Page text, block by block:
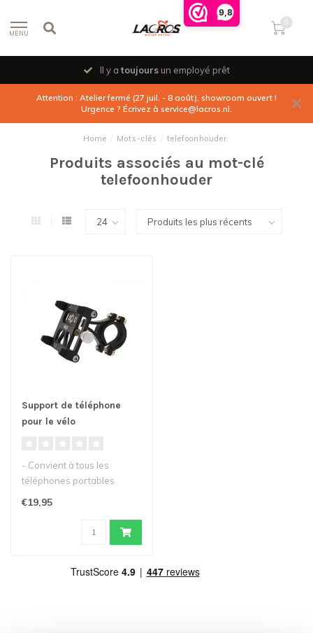
9,8
MENU
0
Il y atoujoursun employé prêt
Attention : Atelier fermé (27 juil. - 8 août), showroom ouvert !
Urgence ? Écrivez à service@lacros.nl.
Home / Mots-clés / telefoonhouder
Produits associés au mot-clé
telefoonhouder
Support de téléphone
pour le vélo
- Convient à tous les
téléphones portables
€19,95